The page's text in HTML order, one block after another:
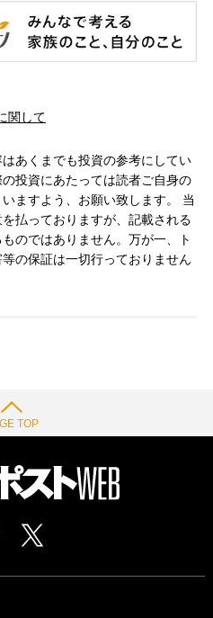
関して
あくまでも投資の参考にしてい
投資にあたっては読者ご自身の
ますよう、お願い致します。 当
払っておりますが、記載される
のではありません。万が一、ト
の保証は一切行っておりません
TOP